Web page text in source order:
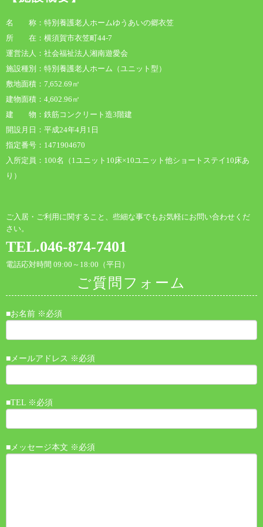
名 称：特別養護老人ホームゆうあいの郷衣笠
所 在：横須賀市衣笠町44-7
運営法人：社会福祉法人湘南遊愛会
施設種別：特別養護老人ホーム（ユニット型）
敷地面積：7,652.69㎡
建物面積：4,602.96㎡
建 物：鉄筋コンクリート造3階建
開設月日：平成24年4月1日
指定番号：1471904670
入所定員：100名（1ユニット10床×10ユニット他ショートステイ10床あ
り）
ご入居・ご利用に関すること、些細な事でもお気軽にお問い合わせくだ
さい。
TEL.046-874-7401
電話応対時間 09:00～18:00（平日）
ご質問フォーム
■お名前 ※必須
■メールアドレス ※必須
■TEL ※必須
■メッセージ本文 ※必須